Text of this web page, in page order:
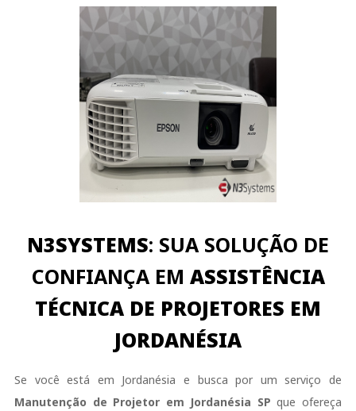
N3SYSTEMS: SUA SOLUÇÃO DE
CONFIANÇA EM ASSISTÊNCIA
TÉCNICA DE PROJETORES EM
JORDANÉSIA
Se você está em Jordanésia e busca por um serviço de
Manutenção de Projetor em Jordanésia SP que ofereça